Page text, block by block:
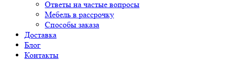
Ответы на частые вопросы
Мебель в рассрочку
Способы заказа
Доставка
Блог
Контакты